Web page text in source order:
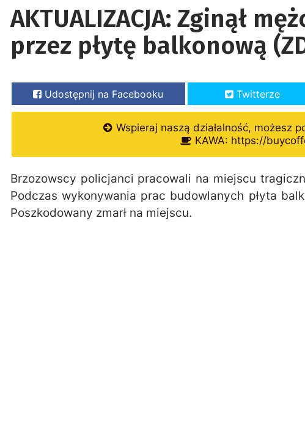
AKTUALIZACJA: Zginął
przez płytę balkonową
Udostępnij na Facebooku Twitterze
Wspieraj naszą działalność, możesz
KAWA: https://
Brzozowscy policjanci pracowali na miejscu
Podczas wykonywania prac budowlanych płyta
Poszkodowany zmarł na miejscu.